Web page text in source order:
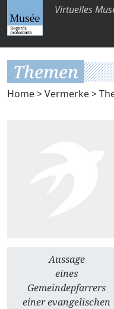
Virtuelles
Themen
Home>Vermerke>
Aussage
eines
Gemeindepfarrers
einer evangelischen